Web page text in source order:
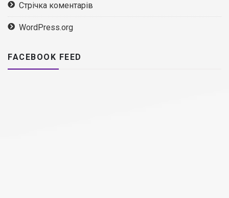
Стрічка коментарів
WordPress.org
FACEBOOK FEED